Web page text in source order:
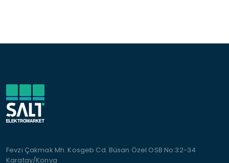
Fevzi Çakmak Mh. Kosgeb Cd. Büsan Özel OSB No:32-34
Karatay/Konya